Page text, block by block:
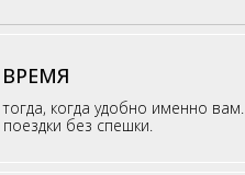
когда удобно именно
без спешки.